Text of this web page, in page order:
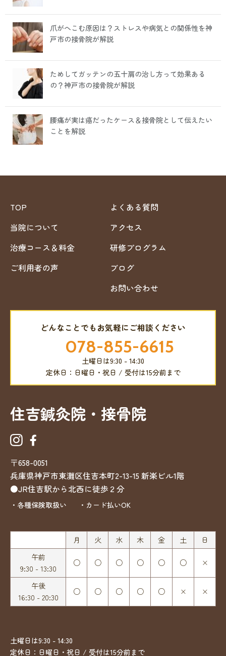
爪がへこむ原因は？ストレスや病気との関係性を神
戸市の接骨院が解説
ためしてガッテンの五十肩の治し方って効果ある
の？神戸市の接骨院が解説
腰痛が実は癌だったケース＆接骨院として伝えたい
ことを解説
TOP
当院について
治療コース＆料金
ご利用者の声
よくある質問
アクセス
研修プログラム
ブログ
お問い合わせ
どんなことでもお気軽にご相談ください
078-855-6615
土曜日は9:30 - 14:30
定休日：日曜日・祝日 / 受付は15分前まで
住吉鍼灸院・接骨院
〒658-0051
兵庫県神戸市東灘区住吉本町2-13-15 新楽ビル1階
●JR住吉駅から北西に徒歩２分
・各種保険取扱い ・カード払いOK
月 火 水 木 金 土
日
午前
9:30 - 13:30
○ ○ ○ ○ ○ ○ ×
午後
16:30 - 20:30
○ ○ ○ ○ ○ × ×
土曜日は9:30 - 14:30
定休日：日曜日・祝日 / 受付は15分前まで